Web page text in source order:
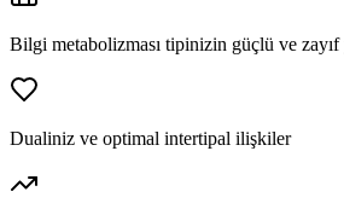
Bilgi metabolizması tipinizin güçlü ve
Dualiniz ve optimal intertipal ilişkiler